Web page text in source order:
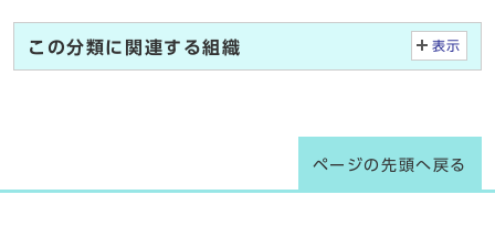
この分類に関連する組織 表示
ページの先頭へ戻る